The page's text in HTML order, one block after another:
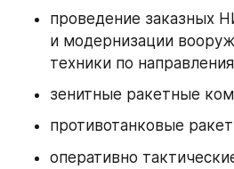
проведение заказных
и модернизации
техники по
зенитные ракетные
противотанковые
оперативно